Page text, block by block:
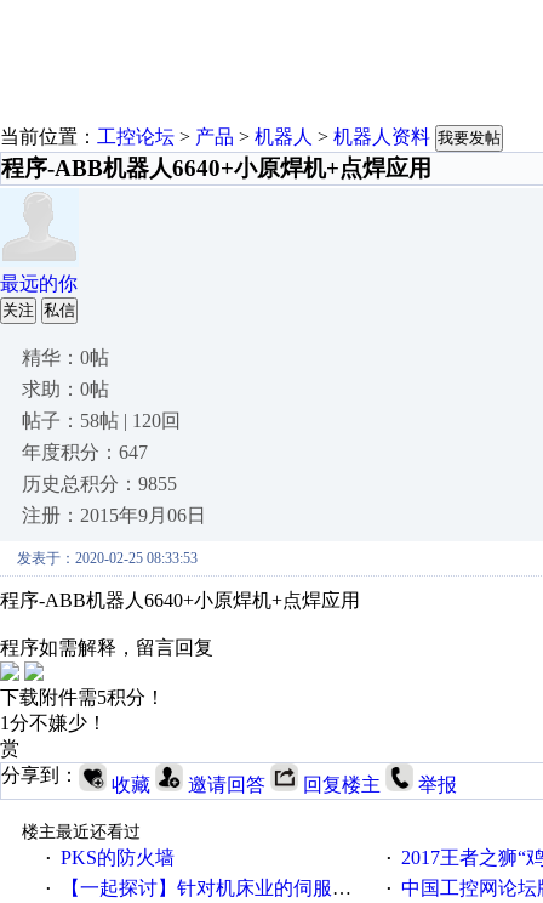
当前位置： 工控论坛 > 产品 > 机器人 > 机器人资料 我要发帖
程序-ABB机器人6640+小原焊机+点焊应用
最远的你
关注 私信
精华：0帖
求助：0帖
帖子：58帖 | 120回
年度积分：647
历史总积分：9855
注册：2015年9月06日
发表于：2020-02-25 08:33:53
程序-ABB机器人6640+小原焊机+点焊应用
程序如需解释，留言回复
下载附件需5积分！
1分不嫌少！
赏
分享到：
收藏 邀请回答 回复楼主 举报
楼主最近还看过
· PKS的防火墙 · 2017王者之狮“鸡”情签到
· 【一起探讨】针对机床业的伺服系统发展，您的期望是什么？ · 中国工控网论坛版